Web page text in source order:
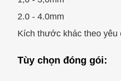
2.0 - 4.0mm
Kích thước khác theo yêu
Tùy chọn đóng gói: